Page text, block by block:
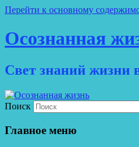
Перейти к основному
Осознанная
Свет знаний жизни
Поиск
Главное меню